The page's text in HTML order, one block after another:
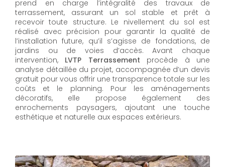
prend en charge l’intégralité des travaux de
terrassement, assurant un sol stable et prêt à
recevoir toute structure. Le nivellement du sol est
réalisé avec précision pour garantir la qualité de
l’installation future, qu’il s’agisse de fondations, de
jardins ou de voies d’accès. Avant chaque
intervention, LVTP Terrassement procède à une
analyse détaillée du projet, accompagnée d’un devis
gratuit pour vous offrir une transparence totale sur les
coûts et le planning. Pour les aménagements
décoratifs, elle propose également des
enrochements paysagers, ajoutant une touche
esthétique et naturelle aux espaces extérieurs.